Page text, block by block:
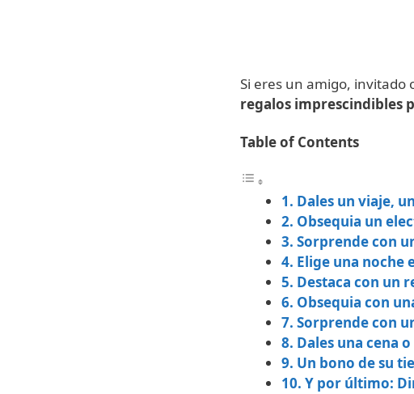
Si eres un amigo, invitado
regalos imprescindibles
Table of Contents
1. Dales un viaje,
2. Obsequia un
3. Sorprende con
4. Elige una noche
5. Destaca con un
6. Obsequia con
7. Sorprende con
8. Dales una cena
9. Un bono de su
10. Y por último: